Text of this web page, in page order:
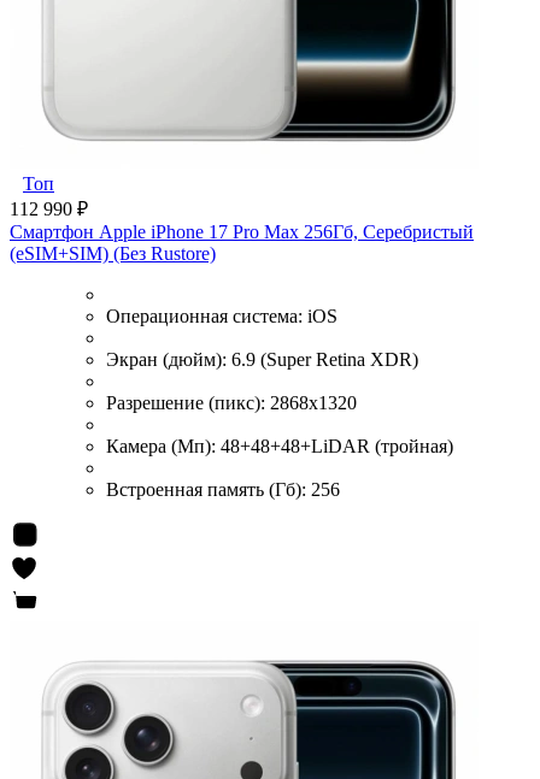
Топ
112 990 ₽
Смартфон Apple iPhone 17 Pro Max 256Гб, Серебристый
(eSIM+SIM) (Без Rustore)
Операционная система: iOS
Экран (дюйм): 6.9 (Super Retina XDR)
Разрешение (пикс): 2868x1320
Камера (Мп): 48+48+48+LiDAR (тройная)
Встроенная память (Гб): 256